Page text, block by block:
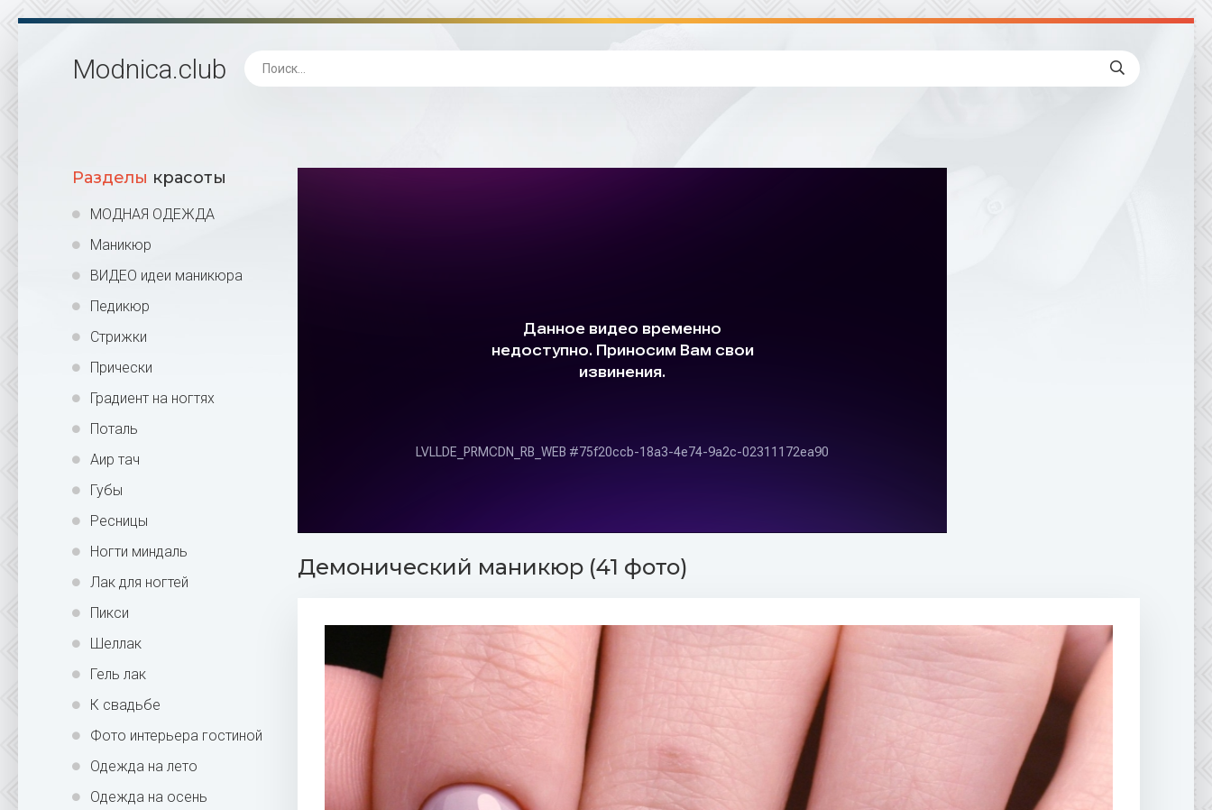
Modnica.club
Разделы красоты
МОДНАЯ ОДЕЖДА
Маникюр
ВИДЕО идеи маникюра
Педикюр
Стрижки
Прически
Градиент на ногтях
Поталь
Аир тач
Губы
Ресницы
Ногти миндаль
Лак для ногтей
Пикси
Шеллак
Гель лак
К свадьбе
Фото интерьера гостиной
Одежда на лето
Одежда на осень
Демонический маникюр (41 фото)